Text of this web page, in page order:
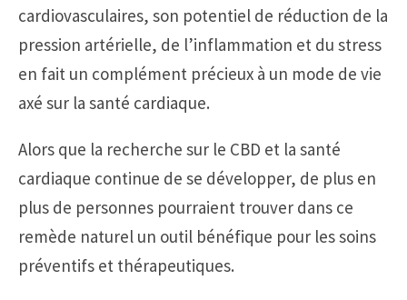
cardiovasculaires, son potentiel de réduction de la
pression artérielle, de l’inflammation et du stress
en fait un complément précieux à un mode de vie
axé sur la santé cardiaque.
Alors que la recherche sur le CBD et la santé
cardiaque continue de se développer, de plus en
plus de personnes pourraient trouver dans ce
remède naturel un outil bénéfique pour les soins
préventifs et thérapeutiques.